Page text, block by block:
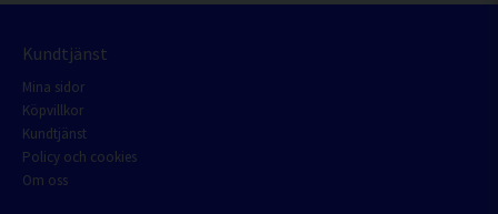
Kundtjänst
Mina sidor
Köpvillkor
Kundtjänst
Policy och cookies
Om oss